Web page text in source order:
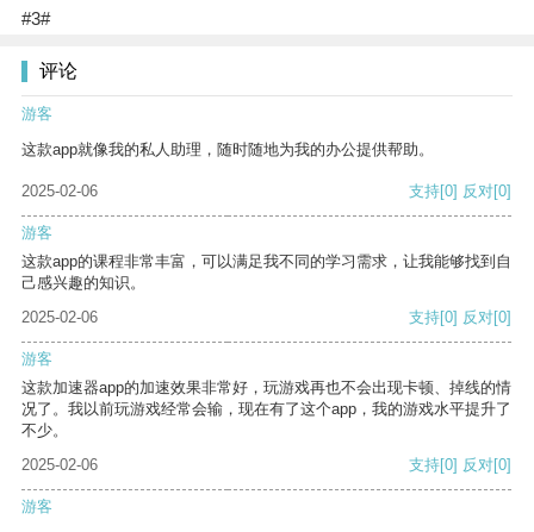
#3#
评论
游客
这款app就像我的私人助理，随时随地为我的办公提供帮助。
2025-02-06 支持[0] 反对[0]
游客
这款app的课程非常丰富，可以满足我不同的学习需求，让我能够找到自
己感兴趣的知识。
2025-02-06
支持[0] 反对[0]
游客
这款加速器app的加速效果非常好，玩游戏再也不会出现卡顿、掉线的情
况了。我以前玩游戏经常会输，现在有了这个app，我的游戏水平提升了
不少。
2025-02-06
支持[0] 反对[0]
游客